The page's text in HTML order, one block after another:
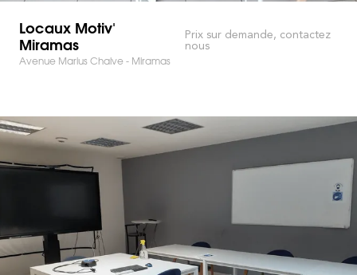
Locaux Motiv'
Miramas
Avenue Marius Chalve - Miramas
Prix sur demande, contactez
nous